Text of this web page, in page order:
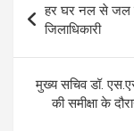
navigation
हर घर नल से जल
जिलाधिकारी
मुख्य सचिव डॉ.
की समीक्षा के